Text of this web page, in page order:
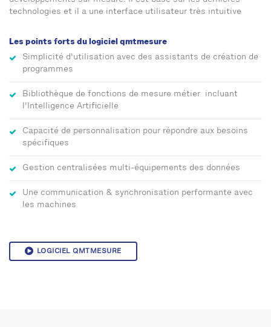
technologies et il a une interface utilisateur très intuitive
Les points forts du logiciel qmtmesure
Simplicité d'utilisation avec des assistants de création de
programmes
Bibliothèque de fonctions de mesure métier incluant
l'Intelligence Artificielle
Capacité de personnalisation pour répondre aux besoins
spécifiques
Gestion centralisées multi-équipements des données
Une communication & synchronisation performante avec
les machines
LOGICIEL QMTMESURE